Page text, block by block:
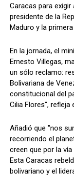
Caracas para exigir
presidente de la
Maduro y la
En la jornada, el
Ernesto Villegas,
un sólo reclamo:
Bolivariana de
constitucional del
Cilia Flores", refleja
Añadió que "nos
recorriendo el
creen que por la
Esta Caracas
bolivariano y el